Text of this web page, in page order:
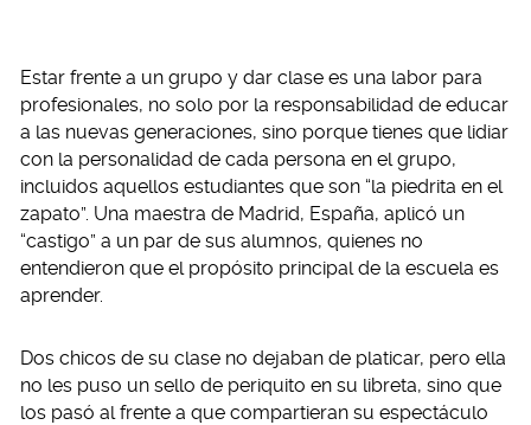
Estar frente a un grupo y dar clase es una labor para
profesionales, no solo por la responsabilidad de educar
a las nuevas generaciones, sino porque tienes que lidiar
con la personalidad de cada persona en el grupo,
incluidos aquellos estudiantes que son “la piedrita en el
zapato”. Una maestra de Madrid, España, aplicó un
“castigo” a un par de sus alumnos, quienes no
entendieron que el propósito principal de la escuela es
aprender.
Dos chicos de su clase no dejaban de platicar, pero ella
no les puso un sello de periquito en su libreta, sino que
los pasó al frente a que compartieran su espectáculo